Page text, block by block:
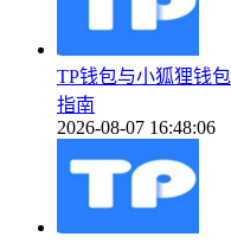
TP钱包与小狐狸钱
指南
2026-08-07 16:48:06